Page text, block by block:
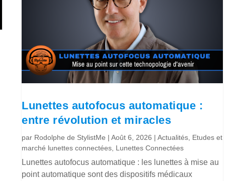
Lunettes autofocus automatique :
entre révolution et miracles
par Rodolphe de StylistMe |Août 6, 2026 |Actualités Etudes et
marché lunettes connectées Lunettes Connectées
Lunettes autofocus automatique : les lunettes à mise au
point automatique sont des dispositifs médicaux